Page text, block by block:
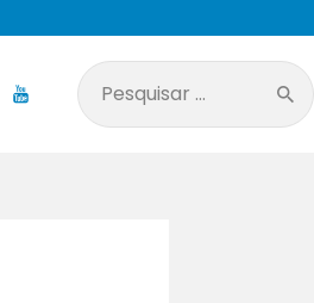
Pesquisar
por: